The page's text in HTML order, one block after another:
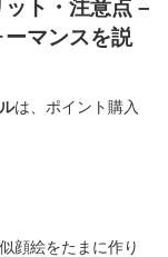
ト・注意点 –
マンスを説
は、ポイント購入
顔絵をたまに作り